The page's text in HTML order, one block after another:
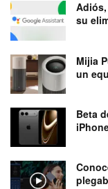
su
Mijia
un
Beta